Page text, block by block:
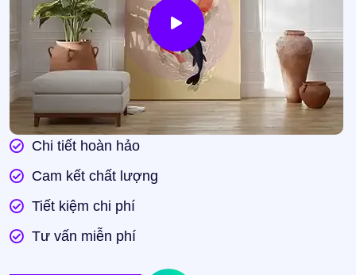
Chi tiết hoàn hảo
Cam kết chất lượng
Tiết kiệm chi phí
Tư vấn miễn phí